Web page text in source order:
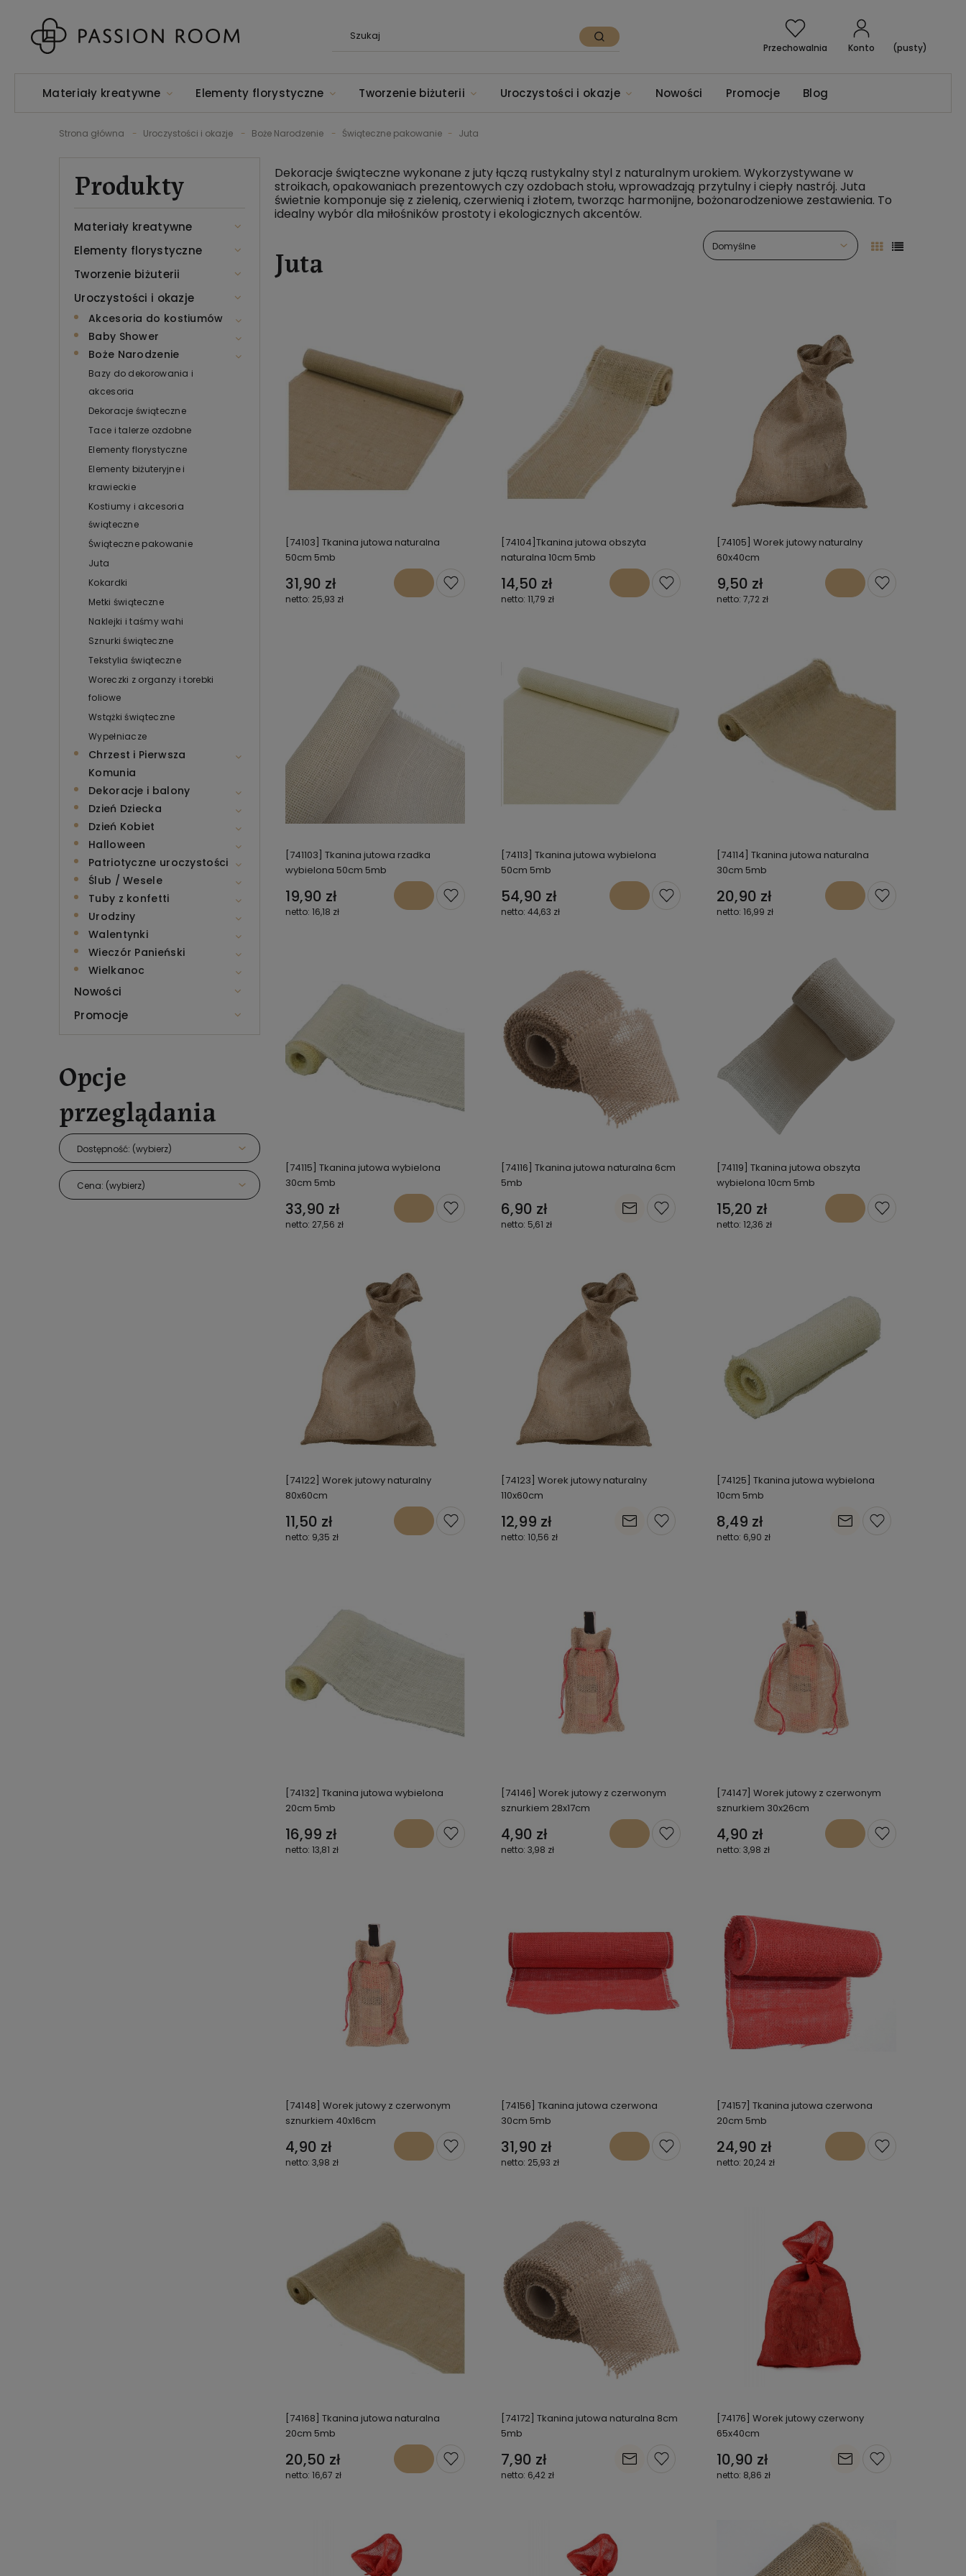
Przechowalnia Konto (pusty)
Materiały kreatywne Elementy florystyczne Tworzenie biżuterii Uroczystości i okazje Nowości Promocje Blog
Strona główna Uroczystości i okazje Boże Narodzenie Świąteczne pakowanie Juta
Produkty
Materiały kreatywne
Elementy florystyczne
Tworzenie biżuterii
Uroczystości i okazje
Akcesoria do kostiumów
Baby Shower
Boże Narodzenie
Bazy do dekorowania i
akcesoria
Dekoracje świąteczne
Tace i talerze ozdobne
Elementy florystyczne
Elementy biżuteryjne i
krawieckie
Kostiumy i akcesoria
świąteczne
Świąteczne pakowanie
Juta
Kokardki
Metki świąteczne
Naklejki i taśmy wahi
Sznurki świąteczne
Tekstylia świąteczne
Woreczki z organzy i torebki
foliowe
Wstążki świąteczne
Wypełniacze
Chrzest i Pierwsza
Komunia
Dekoracje i balony
Dzień Dziecka
Dzień Kobiet
Halloween
Patriotyczne uroczystości
Ślub / Wesele
Tuby z konfetti
Urodziny
Walentynki
Wieczór Panieński
Wielkanoc
Nowości
Promocje
Opcje
przeglądania
Dostępność: (wybierz)
Cena: (wybierz)
Dekoracje świąteczne wykonane z juty łączą rustykalny styl z naturalnym urokiem. Wykorzystywane w
stroikach, opakowaniach prezentowych czy ozdobach stołu, wprowadzają przytulny i ciepły nastrój. Juta
świetnie komponuje się z zielenią, czerwienią i złotem, tworząc harmonijne, bożonarodzeniowe zestawienia. To
idealny wybór dla miłośników prostoty i ekologicznych akcentów.
Juta
[74103] Tkanina jutowa naturalna
50cm 5mb
31,90 zł
25,93 zł
[74104]Tkanina jutowa obszyta
naturalna 10cm 5mb
14,50 zł
11,79 zł
[74105] Worek jutowy naturalny
60x40cm
9,50 zł
7,72 zł
[741103] Tkanina jutowa rzadka
wybielona 50cm 5mb
19,90 zł
16,18 zł
[74113] Tkanina jutowa wybielona
50cm 5mb
54,90 zł
44,63 zł
[74114] Tkanina jutowa naturalna
30cm 5mb
20,90 zł
16,99 zł
[74115] Tkanina jutowa wybielona
30cm 5mb
33,90 zł
27,56 zł
[74116] Tkanina jutowa naturalna 6cm
5mb
6,90 zł
5,61 zł
[74119] Tkanina jutowa obszyta
wybielona 10cm 5mb
15,20 zł
12,36 zł
[74122] Worek jutowy naturalny
80x60cm
11,50 zł
9,35 zł
[74123] Worek jutowy naturalny
110x60cm
12,99 zł
10,56 zł
[74125] Tkanina jutowa wybielona
10cm 5mb
8,49 zł
6,90 zł
[74132] Tkanina jutowa wybielona
20cm 5mb
16,99 zł
13,81 zł
[74146] Worek jutowy z czerwonym
sznurkiem 28x17cm
4,90 zł
3,98 zł
[74147] Worek jutowy z czerwonym
sznurkiem 30x26cm
4,90 zł
3,98 zł
[74148] Worek jutowy z czerwonym
sznurkiem 40x16cm
4,90 zł
3,98 zł
[74156] Tkanina jutowa czerwona
30cm 5mb
31,90 zł
25,93 zł
[74157] Tkanina jutowa czerwona
20cm 5mb
24,90 zł
20,24 zł
[74168] Tkanina jutowa naturalna
20cm 5mb
20,50 zł
16,67 zł
[74172] Tkanina jutowa naturalna 8cm
5mb
7,90 zł
6,42 zł
[74176] Worek jutowy czerwony
65x40cm
10,90 zł
8,86 zł